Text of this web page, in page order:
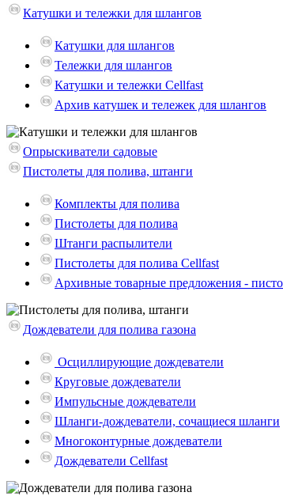
Катушки и тележки для шлангов
Катушки для шлангов
Тележки для шлангов
Катушки и тележки Cellfast
Архив катушек и тележек для шлангов
Опрыскиватели садовые
Пистолеты для полива, штанги
Комплекты для полива
Пистолеты для полива
Штанги распылители
Пистолеты для полива Cellfast
Архивные товарные предложения -
Дождеватели для полива газона
Осциллирующие дождеватели
Круговые дождеватели
Импульсные дождеватели
Шланги-дождеватели, сочащиеся шланги
Многоконтурные дождеватели
Дождеватели Cellfast